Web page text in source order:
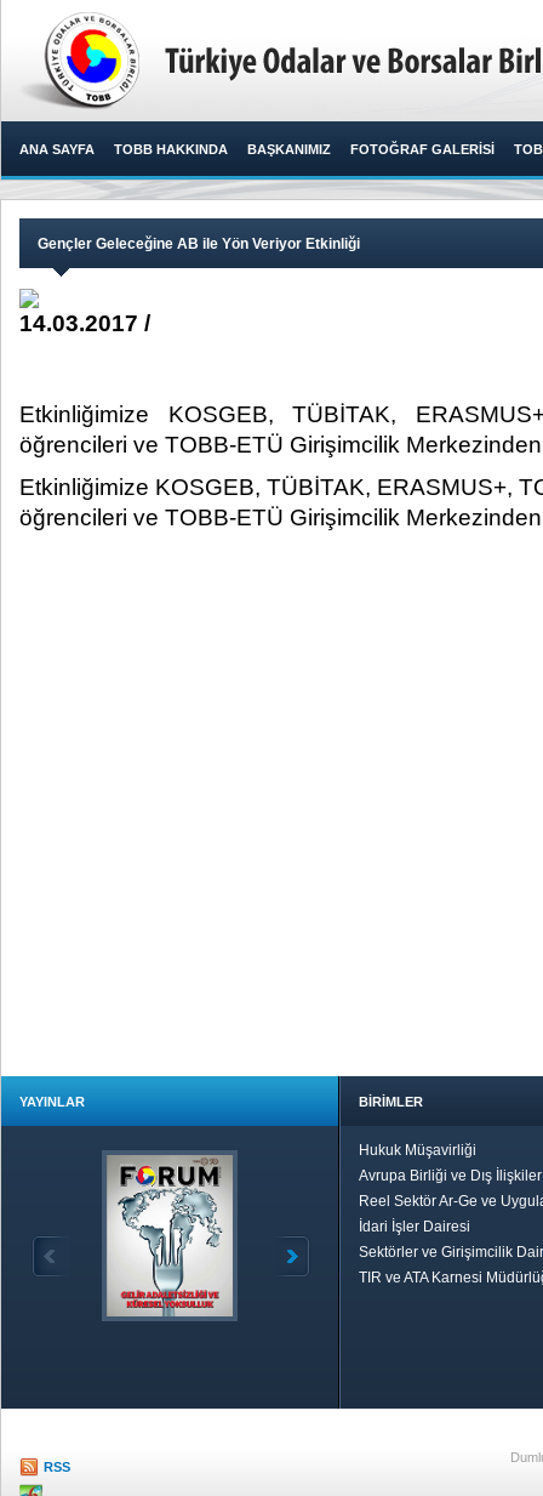
ANA SAYFA TOBB HAKKINDA BAŞKANIMIZ FOTOĞRAF GALERİSİ
Gençler Geleceğine AB ile Yön Veriyor Etkinliği
14.03.2017 /
Etkinliğimize KOSGEB, TÜBİTAK,
öğrencileri ve TOBB-ETÜ Girişimcilik Merkezinden
Etkinliğimize KOSGEB, TÜBİTAK, ERASMUS+,
öğrencileri ve TOBB-ETÜ Girişimcilik Merkezinden
YAYINLAR BİRİMLER
Hukuk Müşavirliği
Avrupa Birliği ve Dış
Reel Sektör Ar-Ge ve
İdari İşler Dairesi
Sektörler ve Girişimcilik
TIR ve ATA Karnesi
RSS